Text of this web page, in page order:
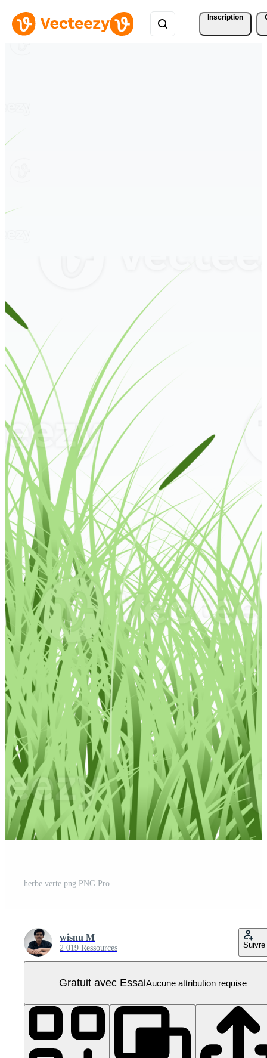
Inscription
herbe verte png PNG Pro
wisnu M
2 019 Ressources Suivre
Gratuit avec EssaiAucune attribution requise